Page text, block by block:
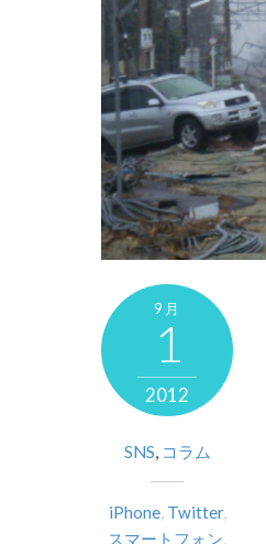
9月
1
2012
SNS, コラム
iPhone, Twitter,
スマートフォン,